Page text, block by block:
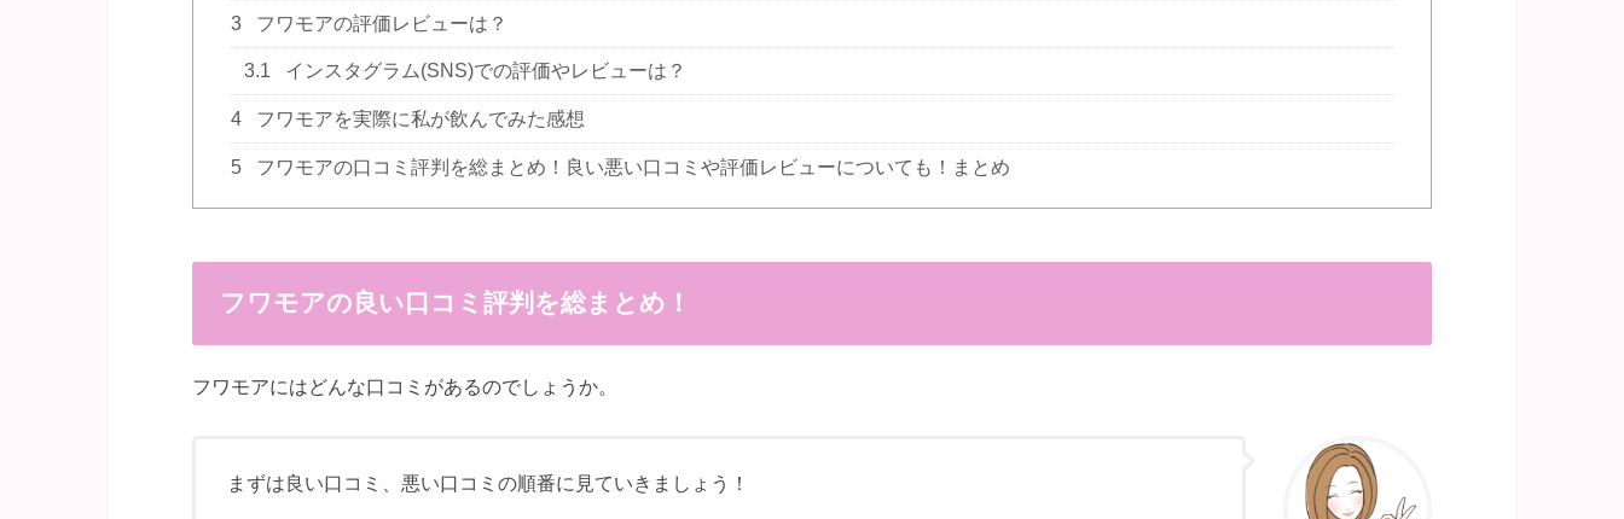
3 フワモアの評価レビューは？
3.1 インスタグラム(SNS)での評価やレビューは？
4 フワモアを実際に私が飲んでみた感想
5 フワモアの口コミ評判を総まとめ！良い悪い口コミや評価レビューについても！まとめ
フワモアの良い口コミ評判を総まとめ！
フワモアにはどんな口コミがあるのでしょうか。
まずは良い口コミ、悪い口コミの順番に見ていきましょう！